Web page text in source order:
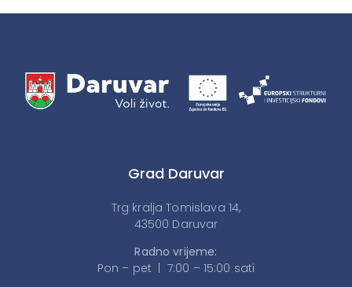
Grad Daruvar
Trg kralja Tomislava 14,
43500 Daruvar
Radno vrijeme:
Pon – pet | 7:00 – 15:00 sati